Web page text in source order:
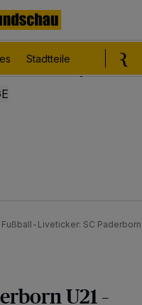
Stadtteile
Fußball-Liveticker: SC
U21 –